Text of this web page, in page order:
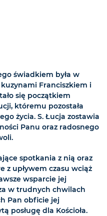
świadkiem była w
Franciszkiem i
się początkiem
któremu pozostała
życia. S. Łucja zostawia
Panu oraz radosnego
spotkania z nią oraz
z upływem czasu wciąż
wsparcie jej
w trudnych chwilach
Pan obficie jej
posługę dla Kościoła.